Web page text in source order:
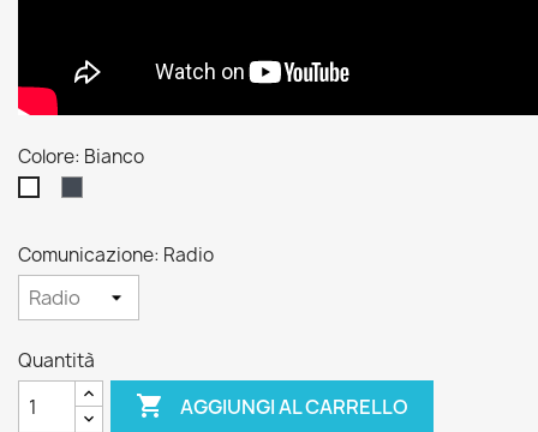
Colore: Bianco
Comunicazione: Radio
Quantità
 AGGIUNGI AL CARRELLO